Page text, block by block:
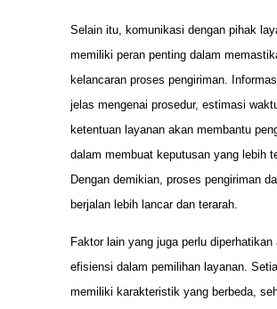
Selain itu, komunikasi dengan pihak
memiliki peran penting dalam
kelancaran proses pengiriman.
jelas mengenai prosedur, estimasi
ketentuan layanan akan membantu
dalam membuat keputusan yang lebih
Dengan demikian, proses pengiriman
berjalan lebih lancar dan terarah.
Faktor lain yang juga perlu diperhatikan
efisiensi dalam pemilihan layanan.
memiliki karakteristik yang berbeda,